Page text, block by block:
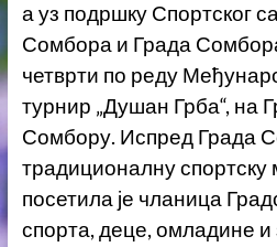
а уз подршку Спортског
Сомбора и Града
четврти по реду
турнир „Душан Грба“, на
Сомбору. Испред Града
традиционалну спортску
посетила је чланица
спорта, деце, омладине и